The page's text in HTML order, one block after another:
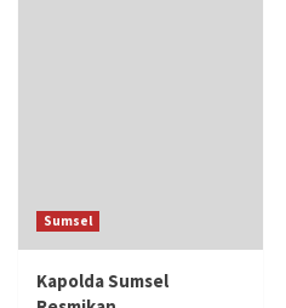
Sumsel
Kapolda Sumsel